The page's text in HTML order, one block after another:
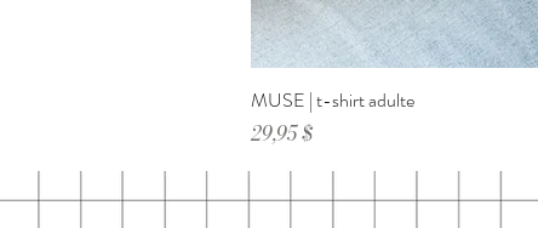
MUSE | t-shirt adulte
Prix
29,95 $